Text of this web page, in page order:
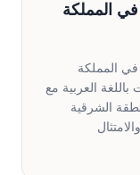
المملكة
المملكة
باللغة العربية مع
الشرقية